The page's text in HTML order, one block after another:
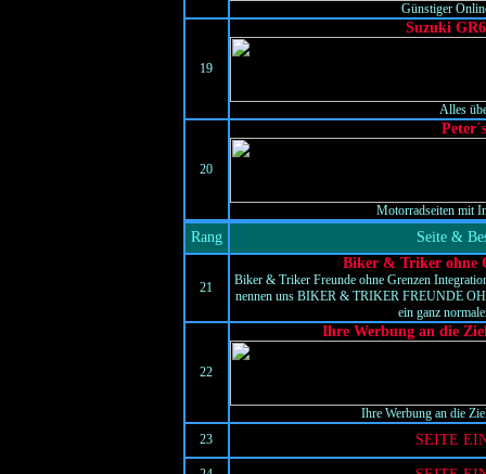
Günstiger
19
Suzuki
Alles
20
Motorradseiten mit
Rang Seite &
21
Biker & Triker ohne
Biker & Triker Freunde ohne Grenzen
nennen uns BIKER & TRIKER FREUNDE
ein ganz
22
Ihre Werbung an die
Ihre Werbung an die
23
SEITE